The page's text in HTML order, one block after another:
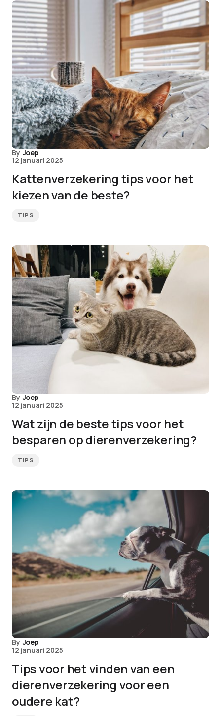
By Joep
12 januari 2025
Kattenverzekering tips voor het
kiezen van de beste?
TIPS
By Joep
12 januari 2025
Wat zijn de beste tips voor het
besparen op dierenverzekering?
TIPS
By Joep
12 januari 2025
Tips voor het vinden van een
dierenverzekering voor een
oudere kat?